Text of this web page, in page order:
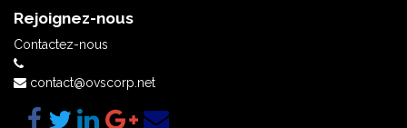
Rejoignez-nous
Contactez-nous
contact@ovscorp.net